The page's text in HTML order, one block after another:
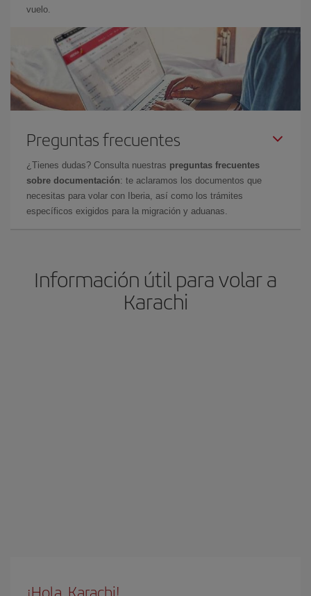
vuelo.
Preguntas frecuentes
¿Tienes dudas? Consulta nuestras preguntas frecuentes
sobre documentación: te aclaramos los documentos que
necesitas para volar con Iberia, así como los trámites
específicos exigidos para la migración y aduanas.
Información útil para volar a
Karachi